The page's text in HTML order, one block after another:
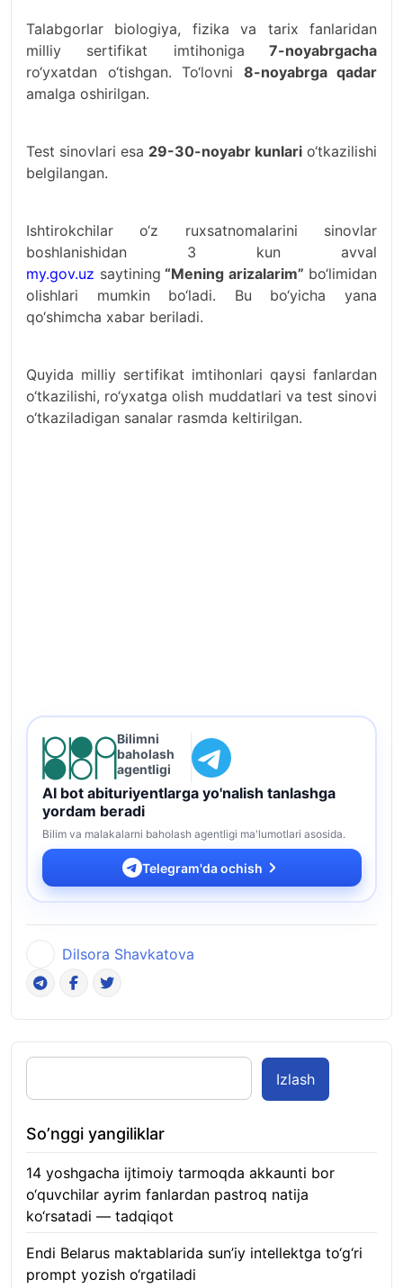
Talabgorlar biologiya, fizika va tarix fanlaridan
milliy sertifikat imtihoniga 7-noyabrgacha
ro‘yxatdan o‘tishgan. To‘lovni 8-noyabrga qadar
amalga oshirilgan.
Test sinovlari esa 29-30-noyabr kunlari o‘tkazilishi
belgilangan.
Ishtirokchilar o‘z ruxsatnomalarini sinovlar
boshlanishidan 3 kun avval
my.gov.uz saytining “Mening arizalarim” bo‘limidan
olishlari mumkin bo‘ladi. Bu bo‘yicha yana
qo‘shimcha xabar beriladi.
Quyida milliy sertifikat imtihonlari qaysi fanlardan
o‘tkazilishi, ro‘yxatga olish muddatlari va test sinovi
o‘tkaziladigan sanalar rasmda keltirilgan.
Bilimni
baholash
agentligi
AI bot abituriyentlarga yo'nalish tanlashga
yordam beradi
Bilim va malakalarni baholash agentligi ma'lumotlari asosida.
Telegram'da ochish
Dilsora Shavkatova
Izlash
So’nggi yangiliklar
14 yoshgacha ijtimoiy tarmoqda akkaunti bor
o‘quvchilar ayrim fanlardan pastroq natija
ko‘rsatadi — tadqiqot
Endi Belarus maktablarida sun’iy intellektga to‘g‘ri
prompt yozish o‘rgatiladi